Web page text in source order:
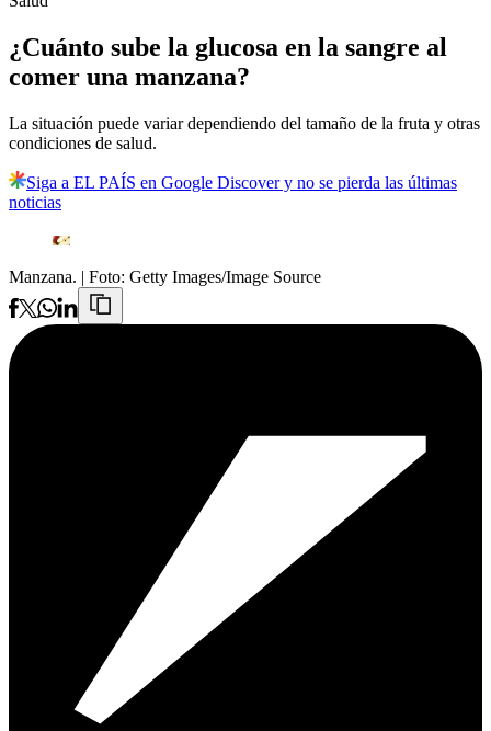
¿Cuánto sube la glucosa en la sangre al
comer una manzana?
La situación puede variar dependiendo del tamaño de la fruta y otras
condiciones de salud.
Siga a EL PAÍS en Google Discover y no se pierda las últimas
noticias
Manzana. | Foto: Getty Images/Image Source